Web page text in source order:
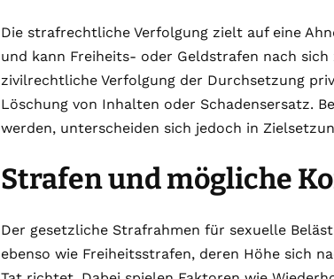
Die strafrechtliche Verfolgung zielt auf eine
und kann Freiheits- oder Geldstrafen nach
zivilrechtliche Verfolgung der Durchsetzung
Löschung von Inhalten oder Schadensersatz.
werden, unterscheiden sich jedoch in
Strafen und mögliche
Der gesetzliche Strafrahmen für sexuelle
ebenso wie Freiheitsstrafen, deren Höhe sich